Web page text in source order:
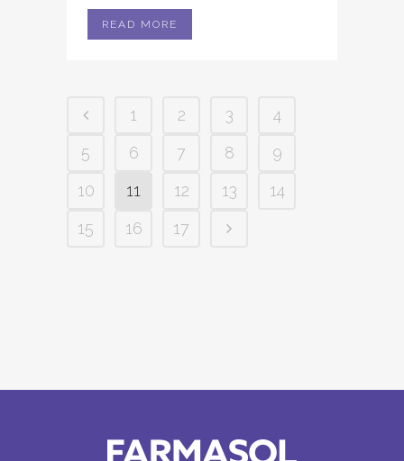
READ MORE
1 2 3
4
5
6 7 8
9
10
11 12 13
14
15
16 17